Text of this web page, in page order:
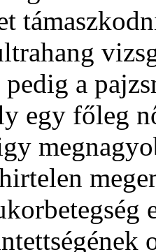
pedig a
egy főleg